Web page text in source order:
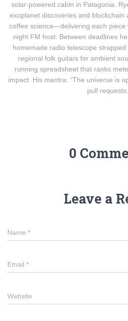
solar-powered cabin in Patagonia.
exoplanet discoveries and blockchain
coffee science—delivering each piece
night FM host. Between deadlines
homemade radio telescope
regional folk guitars for ambient
running spreadsheet that ranks
impact. His mantra: “The universe is
pull
0
Leave a
Name *
Email *
Website